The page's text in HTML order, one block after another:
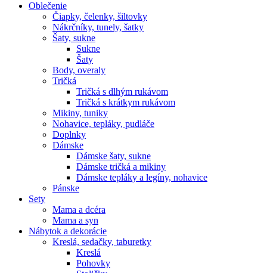
Oblečenie
Čiapky, čelenky, šiltovky
Nákrčníky, tunely, šatky
Šaty, sukne
Sukne
Šaty
Body, overaly
Tričká
Tričká s dlhým rukávom
Tričká s krátkym rukávom
Mikiny, tuniky
Nohavice, tepláky, pudláče
Doplnky
Dámske
Dámske šaty, sukne
Dámske tričká a mikiny
Dámske tepláky a legíny, nohavice
Pánske
Sety
Mama a dcéra
Mama a syn
Nábytok a dekorácie
Kreslá, sedačky, taburetky
Kreslá
Pohovky